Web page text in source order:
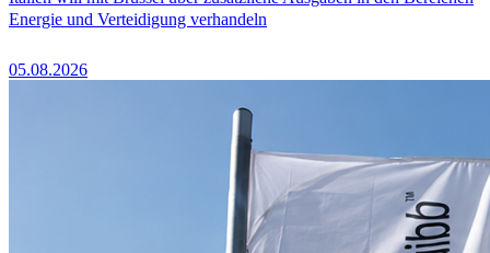
Energie und Verteidigung verhandeln
05.08.2026